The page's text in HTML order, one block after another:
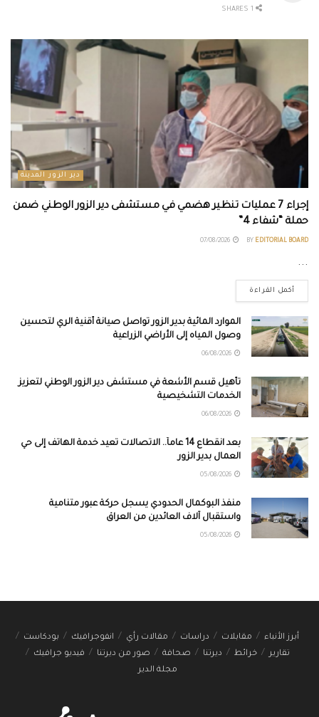
دير الزور المدينة
إجراء 7 عمليات تنظير هضمي في مستشفى دير الزور الوطني ضمن
حملة “شفاء 4”
BY EDITORIAL BOARD
...
أكمل القراءة
الموارد المائية بدير الزور تواصل صيانة أقنية الري لتحسين
وصول المياه إلى الأراضي الزراعية
تأهيل قسم الأشعة في مستشفى دير الزور الوطني لتعزيز
الخدمات التشخيصية
بعد انقطاع 14 عاماً.. الاتصالات تعيد خدمة الهاتف إلى حي
العمال بدير الزور
منفذ البوكمال الحدودي يسجل حركة عبور متنامية
واستقبال آلاف العائدين من العراق
أبرز الأنباء مقابلات دراسات مقالات رأي انفوجرافيك
بودكاست
تقارير
خرائط ديرتنا صحافة صور من ديرتنا
فيديو جرافيك
مجلة الدير